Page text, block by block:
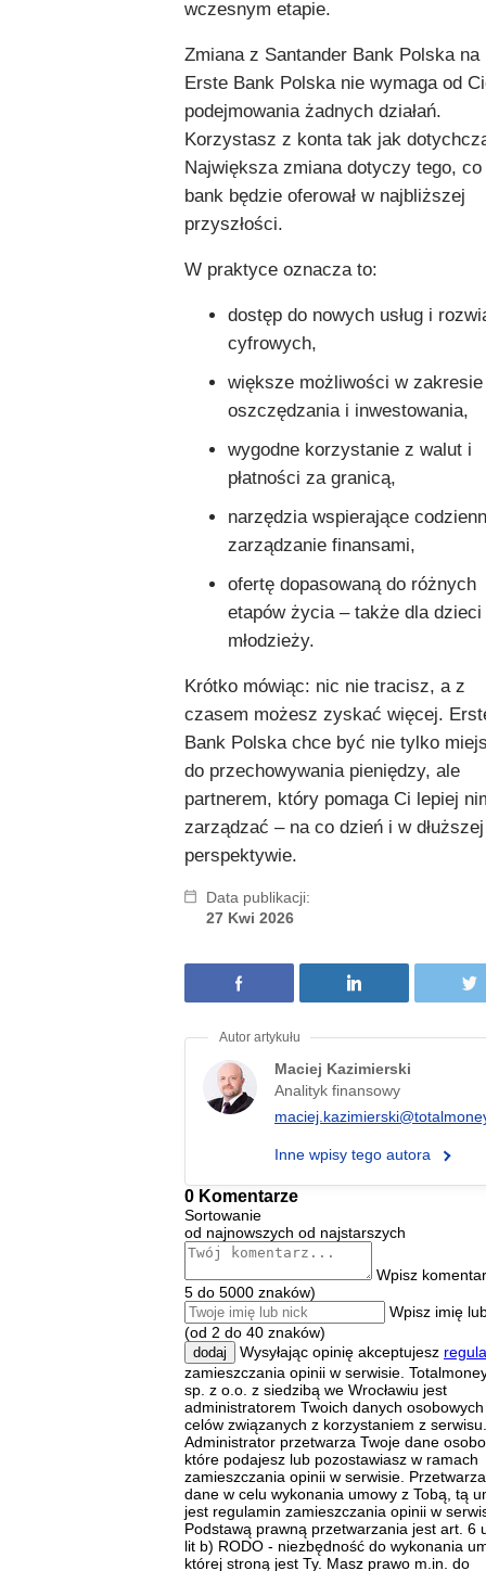
wczesnym etapie.
Zmiana z Santander Bank Polska na
Erste Bank Polska nie wymaga od
podejmowania żadnych działań.
Korzystasz z konta tak jak
Największa zmiana dotyczy tego, co
bank będzie oferował w najbliższej
przyszłości.
W praktyce oznacza to:
dostęp do nowych usług i
cyfrowych,
większe możliwości w zakresie
oszczędzania i inwestowania,
wygodne korzystanie z walut i
płatności za granicą,
narzędzia wspierające
zarządzanie finansami,
ofertę dopasowaną do różnych
etapów życia – także dla dzieci
młodzieży.
Krótko mówiąc: nic nie tracisz, a z
czasem możesz zyskać więcej.
Bank Polska chce być nie tylko
do przechowywania pieniędzy, ale
partnerem, który pomaga Ci lepiej
zarządzać – na co dzień i w dłuższej
perspektywie.
Data publikacji:
27 Kwi 2026
Maciej Kazimierski
Analityk finansowy
Inne wpisy tego autora
0 Komentarze
Sortowanie
od najnowszych od najstarszych
Wpisz
5 do 5000 znaków)
Wpisz imię
(od 2 do 40 znaków)
dodaj Wysyłając opinię akceptujesz
zamieszczania opinii w serwisie.
sp. z o.o. z siedzibą we Wrocławiu jest
administratorem Twoich danych
celów związanych z korzystaniem z serwisu.
Administrator przetwarza Twoje dane
które podajesz lub pozostawiasz w ramach
zamieszczania opinii w serwisie.
dane w celu wykonania umowy z Tobą, tą
jest regulamin zamieszczania opinii w
Podstawą prawną przetwarzania jest art. 6
lit b) RODO - niezbędność do wykonania
której stroną jest Ty. Masz prawo m.in. do